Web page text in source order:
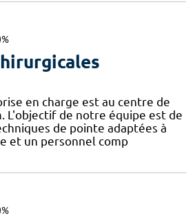
en charge est au centre de
L'objectif de notre équipe est de
de pointe adaptées à
et un personnel comp